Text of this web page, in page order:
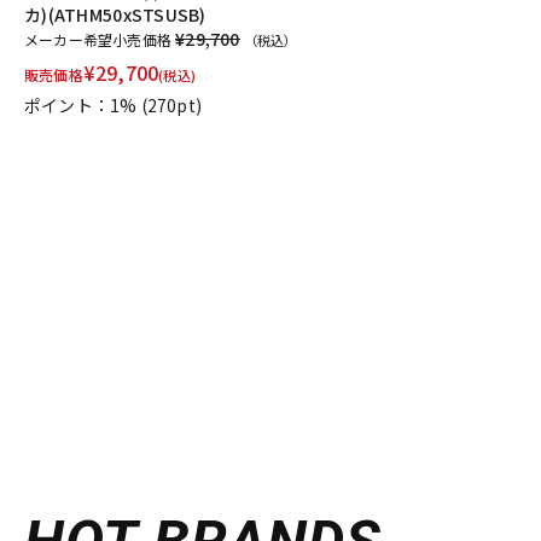
カ)(ATHM50xSTSUSB)
メーカー希望小売価格¥29,700 （税込）
販売価格¥29,700(税込)
ポイント：1% (270pt)